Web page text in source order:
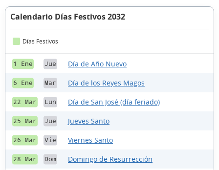
2032
Calendario Días Festivos 2032
Días Festivos
1 Ene Jue Día de Año Nuevo
6 Ene Mar Día de los Reyes Magos
22 Mar Lun Día de San José (día feriado)
25 Mar Jue Jueves Santo
26 Mar Vie Viernes Santo
28 Mar Dom Domingo de Resurrección